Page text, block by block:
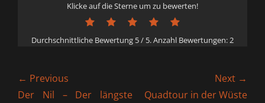
Klicke auf die Sterne um zu bewerten!
Durchschnittliche Bewertung 5/ 5. Anzahl Bewertungen:2
Beitragsnavigation
← Previous
Previous
Der Nil – Der längste
Next →
NextQuadtour in der Wüste